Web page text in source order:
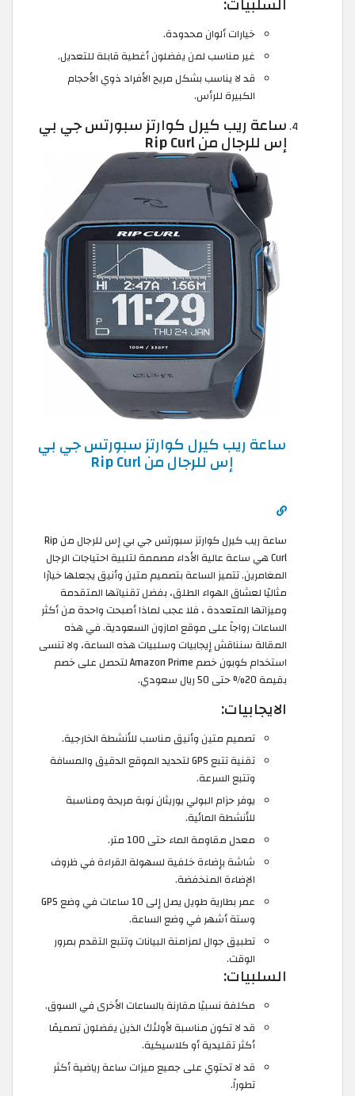
خيارات ألوان محدودة.
غير مناسب لمن يفضلون أغطية قابلة للتعديل.
قد لا يناسب بشكل مريح الأفراد ذوي الأحجام
الكبيرة للرأس.
ساعة ريب كيرل كوارتز سبورتس جي بي
إس للرجال من Rip Curl
ساعة ريب كيرل كوارتز سبورتس جي بي
إس للرجال من Rip Curl
ساعة ريب كيرل كوارتز سبورتس جي بي إس للرجال من Rip
Curl هي ساعة عالية الأداء مصممة لتلبية احتياجات الرجال
المغامرين. تتميز الساعة بتصميم متين وأنيق يجعلها خيارًا
مثاليًا لعشاق الهواء الطلق، بفضل تقنياتها المتقدمة
وميزاتها المتعددة ، فلا عجب لماذا أصبحت واحدة من أكثر
الساعات رواجاً على موقع امازون السعودية. في هذه
المقالة سنناقش إيجابيات وسلبيات هذه الساعة، ولا تنسى
استخدام كوبون خصم Amazon Prime لتحصل على خصم
بقيمة 20% حتى 50 ريال سعودي.
الايجابيات:
تصميم متين وأنيق مناسب للأنشطة الخارجية.
تقنية تتبع GPS لتحديد الموقع الدقيق والمسافة
وتتبع السرعة.
يوفر حزام البولي يوريثان نوبة مريحة ومناسبة
للأنشطة المائية.
معدل مقاومة الماء حتى 100 متر.
شاشة بإضاءة خلفية لسهولة القراءة في ظروف
الإضاءة المنخفضة.
عمر بطارية طويل يصل إلى 10 ساعات في وضع GPS
وستة أشهر في وضع الساعة.
تطبيق جوال لمزامنة البيانات وتتبع التقدم بمرور
الوقت.
السلبيات:
مكلفة نسبيًا مقارنة بالساعات الأخرى في السوق.
قد لا تكون مناسبة لأولئك الذين يفضلون تصميمًا
أكثر تقليدية أو كلاسيكية.
قد لا تحتوي على جميع ميزات ساعة رياضية أكثر
تطوراً.